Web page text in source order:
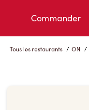
Commander
Tous les restaurants / ON /